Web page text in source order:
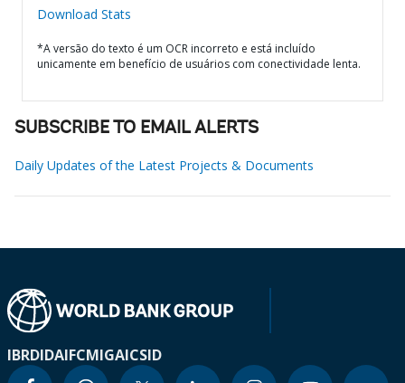
Download Stats
*A versão do texto é um OCR incorreto e está incluído
unicamente em benefício de usuários com conectividade lenta.
SUBSCRIBE TO EMAIL ALERTS
Daily Updates of the Latest Projects & Documents
IBRDIDAIFCMIGAICSID